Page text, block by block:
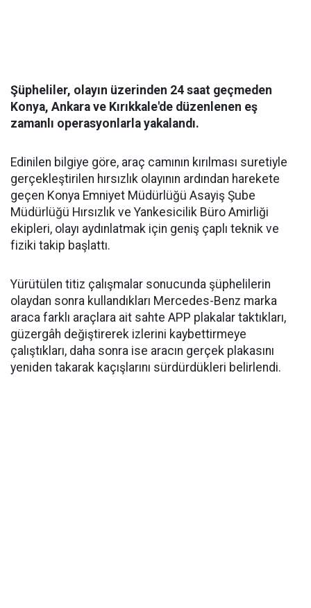
Şüpheliler, olayın üzerinden 24 saat geçmeden
Konya, Ankara ve Kırıkkale'de düzenlenen eş
zamanlı operasyonlarla yakalandı.
Edinilen bilgiye göre, araç camının kırılması suretiyle
gerçekleştirilen hırsızlık olayının ardından harekete
geçen Konya Emniyet Müdürlüğü Asayiş Şube
Müdürlüğü Hırsızlık ve Yankesicilik Büro Amirliği
ekipleri, olayı aydınlatmak için geniş çaplı teknik ve
fiziki takip başlattı.
Yürütülen titiz çalışmalar sonucunda şüphelilerin
olaydan sonra kullandıkları Mercedes-Benz marka
araca farklı araçlara ait sahte APP plakalar taktıkları,
güzergâh değiştirerek izlerini kaybettirmeye
çalıştıkları, daha sonra ise aracın gerçek plakasını
yeniden takarak kaçışlarını sürdürdükleri belirlendi.